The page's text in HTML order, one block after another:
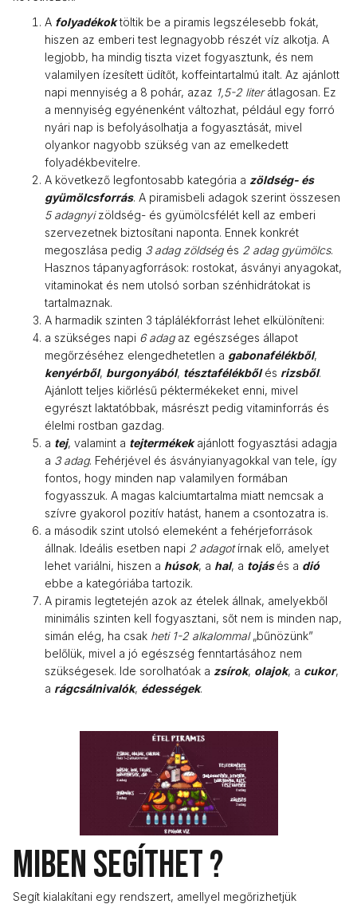
A folyadékoktöltik be a piramis legszélesebb fokát,
hiszen az emberi test legnagyobb részét víz alkotja. A
legjobb, ha mindig tiszta vizet fogyasztunk, és nem
valamilyen ízesített üdítőt, koffeintartalmú italt. Az ajánlott
napi mennyiség a 8 pohár, azaz 1,5-2 literátlagosan. Ez
a mennyiség egyénenként változhat, például egy forró
nyári nap is befolyásolhatja a fogyasztását, mivel
olyankor nagyobb szükség van az emelkedett
folyadékbevitelre.
A következő legfontosabb kategória a zöldség- és
gyümölcsforrás. A piramisbeli adagok szerint összesen
5 adagnyizöldség- és gyümölcsfélét kell az emberi
szervezetnek biztosítani naponta. Ennek konkrét
megoszlása pedig 3 adag zöldségés 2 adag gyümölcs.
Hasznos tápanyagforrások: rostokat, ásványi anyagokat,
vitaminokat és nem utolsó sorban szénhidrátokat is
tartalmaznak.
A harmadik szinten 3 táplálékforrást lehet elkülöníteni:
a szükséges napi 6 adagaz egészséges állapot
megőrzéséhez elengedhetetlen a gabonafélékből,
kenyérből, burgonyából, tésztafélékbőlés rizsből.
Ajánlott teljes kiőrlésű péktermékeket enni, mivel
egyrészt laktatóbbak, másrészt pedig vitaminforrás és
élelmi rostban gazdag.
a tej, valamint a tejtermékekajánlott fogyasztási adagja
a 3 adag. Fehérjével és ásványianyagokkal van tele, így
fontos, hogy minden nap valamilyen formában
fogyasszuk. A magas kalciumtartalma miatt nemcsak a
szívre gyakorol pozitív hatást, hanem a csontozatra is.
a második szint utolsó elemeként a fehérjeforrások
állnak. Ideális esetben napi 2 adagotírnak elő, amelyet
lehet variálni, hiszen a húsok, a hal, a tojás és a dió
ebbe a kategóriába tartozik.
A piramis legtetején azok az ételek állnak, amelyekből
minimális szinten kell fogyasztani, sőt nem is minden nap,
simán elég, ha csak heti 1-2 alkalommal„bűnözünk”
belőlük, mivel a jó egészség fenntartásához nem
szükségesek. Ide sorolhatóak a zsírok, olajok, a cukor,
a rágcsálnivalók, édességek.
Miben segíthet ?
Segít kialakítani egy rendszert, amellyel megőrizhetjük